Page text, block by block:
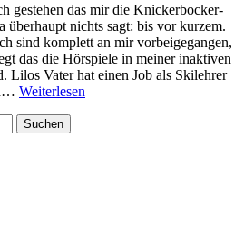
Damen
in
Not
gestehen das mir die Knickerbocker-
überhaupt nichts sagt: bis vor kurzem.
sind komplett an mir vorbeigegangen,
das die Hörspiele in meiner inaktiven
Lilos Vater hat einen Job als Skilehrer
Weiterlesen